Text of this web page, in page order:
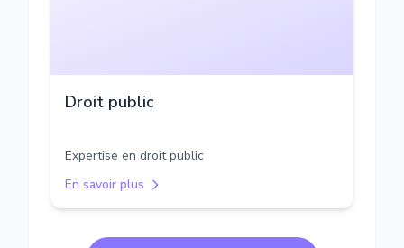
Droit public
Expertise en droit public
En savoir plus